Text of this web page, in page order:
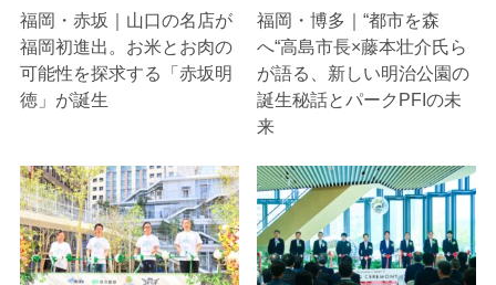
福岡・赤坂｜山口の名店が
福岡初進出。お米とお肉の
可能性を探求する「赤坂明
徳」が誕生
福岡・博多｜“都市を森
へ“高島市長×藤本壮介氏ら
が語る、新しい明治公園の
誕生秘話とパークPFIの未
来